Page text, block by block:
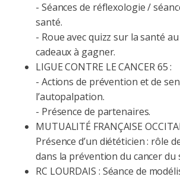
- Séances de réflexologie /
santé.
- Roue avec quizz sur la santé
cadeaux à gagner.
LIGUE CONTRE LE CANCER 65 :
- Actions de prévention et de
l’autopalpation.
- Présence de partenaires.
MUTUALITÉ FRANÇAISE
Présence d’un diététicien : rôle
dans la prévention du cancer du
RC LOURDAIS : Séance de